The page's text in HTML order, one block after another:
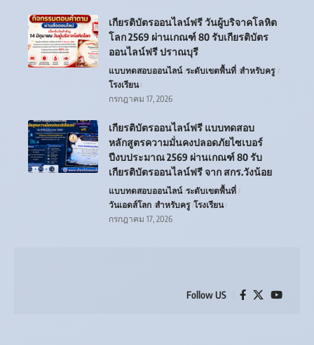
เกียรติบัตรออนไลน์ฟรี วันผู้บริจาคโลหิต
โลก 2569 ผ่านเกณฑ์ 80 รับเกียรติบัตร
ออนไลน์ฟรี ปราณบุรี
แบบทดสอบออนไลน์ ระดับเขตพื้นที่ สำหรับครู
โรงเรียน
กรกฎาคม 17, 2026
เกียรติบัตรออนไลน์ฟรี แบบทดสอบ
หลักสูตรความมั่นคงปลอดภัยไซเบอร์
ปีงบประมาณ 2569 ผ่านเกณฑ์ 80 รับ
เกียรติบัตรออนไลน์ฟรี จาก สกร.วังน้อย
แบบทดสอบออนไลน์ ระดับเขตพื้นที่
วันเอดส์โลก สำหรับครู โรงเรียน
กรกฎาคม 17, 2026
Follow US